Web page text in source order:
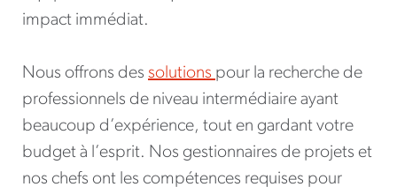
impact immédiat.
Nous offrons des solutions pour la recherche de
professionnels de niveau intermédiaire ayant
beaucoup d’expérience, tout en gardant votre
budget à l’esprit. Nos gestionnaires de projets et
nos chefs ont les compétences requises pour